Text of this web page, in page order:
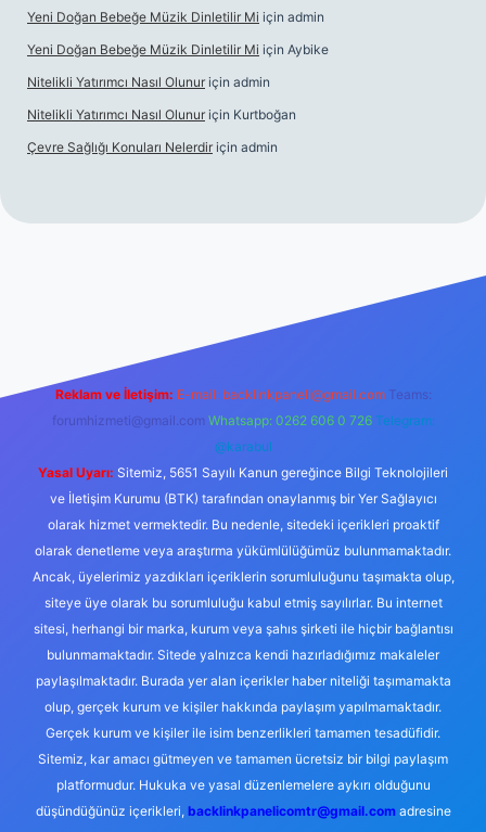
Yeni Doğan Bebeğe Müzik Dinletilir Mi için admin
Yeni Doğan Bebeğe Müzik Dinletilir Mi için Aybike
Nitelikli Yatırımcı Nasıl Olunur için admin
Nitelikli Yatırımcı Nasıl Olunur için Kurtboğan
Çevre Sağlığı Konuları Nelerdir için admin
Reklam ve İletişim: E-mail: backlinkpaneli@gmail.com Teams:
forumhizmeti@gmail.com Whatsapp: 0262 606 0 726 Telegram:
@karabul
Yasal Uyarı: Sitemiz, 5651 Sayılı Kanun gereğince Bilgi Teknolojileri
ve İletişim Kurumu (BTK) tarafından onaylanmış bir Yer Sağlayıcı
olarak hizmet vermektedir. Bu nedenle, sitedeki içerikleri proaktif
olarak denetleme veya araştırma yükümlülüğümüz bulunmamaktadır.
Ancak, üyelerimiz yazdıkları içeriklerin sorumluluğunu taşımakta olup,
siteye üye olarak bu sorumluluğu kabul etmiş sayılırlar. Bu internet
sitesi, herhangi bir marka, kurum veya şahıs şirketi ile hiçbir bağlantısı
bulunmamaktadır. Sitede yalnızca kendi hazırladığımız makaleler
paylaşılmaktadır. Burada yer alan içerikler haber niteliği taşımamakta
olup, gerçek kurum ve kişiler hakkında paylaşım yapılmamaktadır.
Gerçek kurum ve kişiler ile isim benzerlikleri tamamen tesadüfidir.
Sitemiz, kar amacı gütmeyen ve tamamen ücretsiz bir bilgi paylaşım
platformudur. Hukuka ve yasal düzenlemelere aykırı olduğunu
düşündüğünüz içerikleri, backlinkpanelicomtr@gmail.comadresine